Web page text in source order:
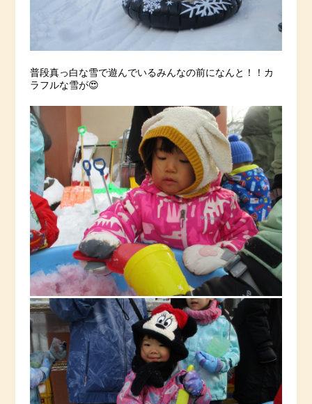
普段真っ白な雪で遊んでいるみんなの前になんと！！カ
ラフルな雪が😍